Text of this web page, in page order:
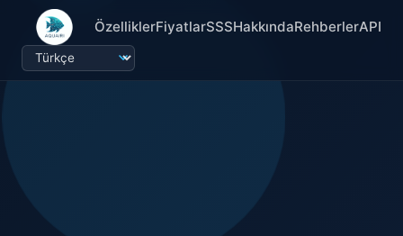
ÖzelliklerFiyatlarSSSHakkındaRehberlerAPI